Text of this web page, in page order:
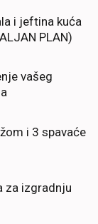
i jeftina kuća
PLAN)
vašeg
i 3 spavaće
za izgradnju